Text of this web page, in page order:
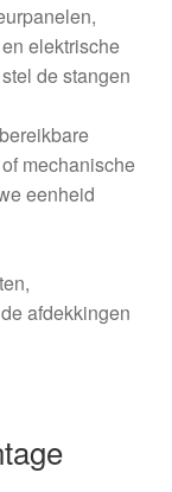
elektrische
de stangen
mechanische
eenheid
afdekkingen